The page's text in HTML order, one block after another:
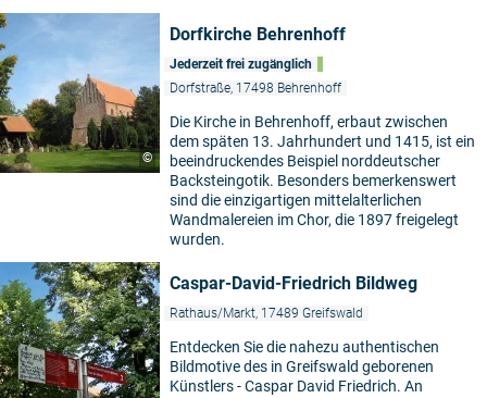
©
Dorfkirche Behrenhoff
Jederzeit frei zugänglich
Dorfstraße, 17498 Behrenhoff
Die Kirche in Behrenhoff, erbaut zwischen
dem späten 13. Jahrhundert und 1415, ist ein
beeindruckendes Beispiel norddeutscher
Backsteingotik. Besonders bemerkenswert
sind die einzigartigen mittelalterlichen
Wandmalereien im Chor, die 1897 freigelegt
wurden.
Caspar-David-Friedrich Bildweg
Rathaus/Markt, 17489 Greifswald
Entdecken Sie die nahezu authentischen
Bildmotive des in Greifswald geborenen
Künstlers - Caspar David Friedrich. An